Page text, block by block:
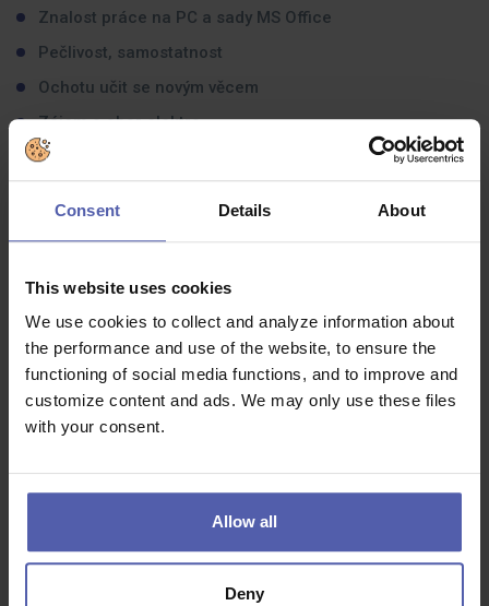
Consent Details About
This website uses cookies
We use cookies to collect and analyze information about
the performance and use of the website, to ensure the
functioning of social media functions, and to improve and
customize content and ads. We may only use these files
with your consent.
Allow all
Deny
Znalost práce na PC a sady MS Office
Pečlivost, samostatnost
Ochotu učit se novým věcem
Zájem o obor elektro
SŠ/VŠ vzdělání technického směru, elektro výhodou
výhodou
Znalost prostředí AutoCAD výhodou
Praxe v oboru elektro vítána
Co dostanete na oplátku:
Motivující platové ohodnocení, bonusy za dobře
Neformální, přátelskou atmosféru, která je opakem